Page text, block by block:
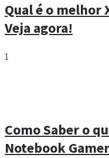
Qual é o melhor
Veja agora!
1
Como Saber o
Notebook